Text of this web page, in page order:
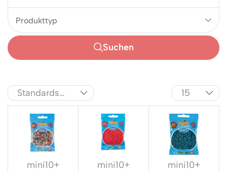
Produkttyp
Suchen
mini10+ mini10+ mini10+